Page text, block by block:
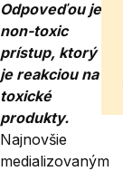
Odpoveďou je
non-toxic
prístup, ktorý
je reakciou na
toxické
produkty.
Najnovšie
medializovaným